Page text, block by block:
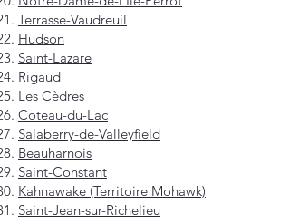
Terrasse-Vaudreuil
Hudson
Saint-Lazare
Rigaud
Les Cèdres
Coteau-du-Lac
Salaberry-de-Valleyfield
Beauharnois
Saint-Constant
Kahnawake (Territoire Mohawk)
Saint-Jean-sur-Richelieu